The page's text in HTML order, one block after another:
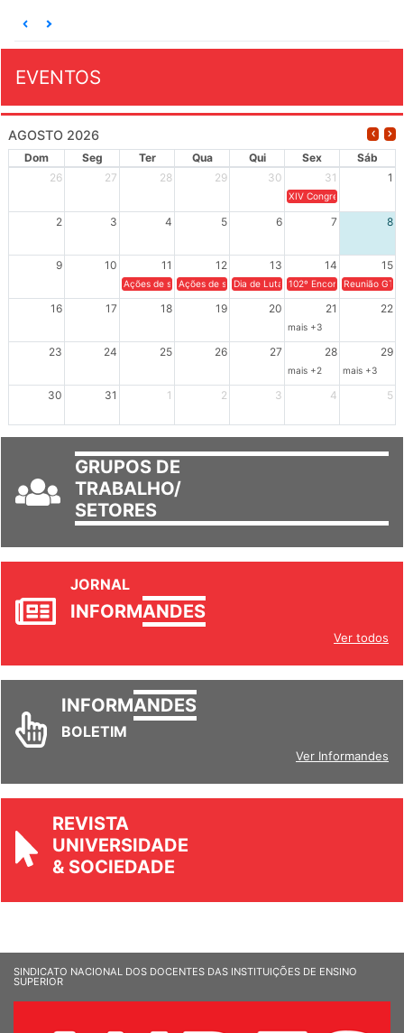
EVENTOS
AGOSTO 2026
Dom Seg Ter Qua Qui Sex
Sáb
26
27 28 29 30 31 1
XIV Congresso Brasileiro
2 3 4 5 6 7 8
9 10 11 12 13 14 15
Ações de solidariedade a Cuba no Rio Grande do Sul - 100
Ações de solidariedade a Cuba no Rio Grande do
Dia de Luta em Defesa de Cuba e da
102º Encontro da
Reunião
16 17 18 19 20 21 22
mais +3
23 24 25 26 27 28 29
mais +2 mais +3
30 31 1 2 3 4 5
GRUPOS DE
TRABALHO/
SETORES
JORNAL
INFORMANDES
Ver todos
INFORMANDES
BOLETIM
Ver Informandes
REVISTA
UNIVERSIDADE
& SOCIEDADE
SINDICATO NACIONAL DOS DOCENTES DAS INSTITUIÇÕES DE ENSINO
SUPERIOR